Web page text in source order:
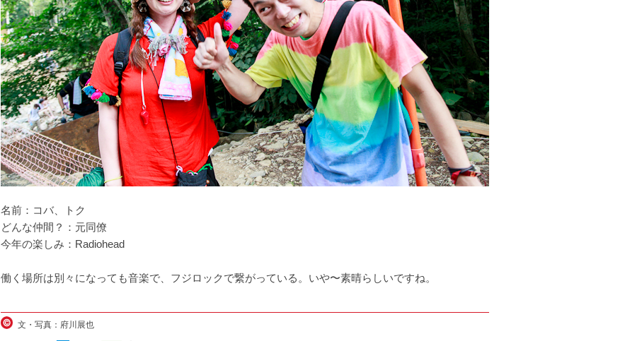
名前：コバ、トク
どんな仲間？：元同僚
今年の楽しみ：Radiohead
働く場所は別々になっても音楽で、フジロックで繋がっている。いや〜素晴らしいですね。
文・写真：府川展也